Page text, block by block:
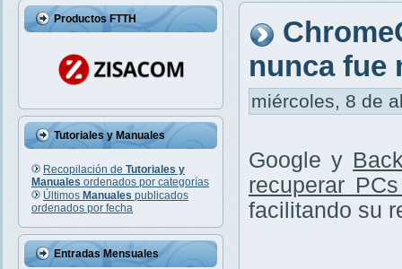
Productos FTTH
Tutoriales y Manuales
Recopilación de Tutoriales y
Manuales ordenados por categorías
Últimos Manuales publicados
ordenados por fecha
Entradas Mensuales
nunca fue
miércoles, 8 de
Google y
recuperar
facilitando su